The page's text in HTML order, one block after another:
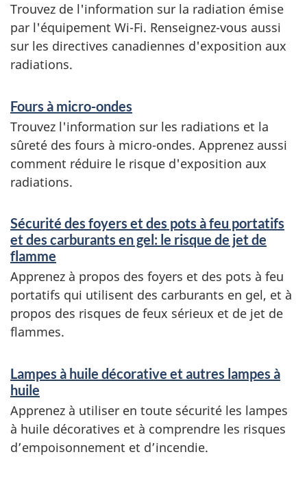
Trouvez de l'information sur la radiation émise
par l'équipement Wi-Fi. Renseignez-vous aussi
sur les directives canadiennes d'exposition aux
radiations.
Fours à micro-ondes
Trouvez l'information sur les radiations et la
sûreté des fours à micro-ondes. Apprenez aussi
comment réduire le risque d'exposition aux
radiations.
Sécurité des foyers et des pots à feu portatifs
et des carburants en gel: le risque de jet de
flamme
Apprenez à propos des foyers et des pots à feu
portatifs qui utilisent des carburants en gel, et à
propos des risques de feux sérieux et de jet de
flammes.
Lampes à huile décorative et autres lampes à
huile
Apprenez à utiliser en toute sécurité les lampes
à huile décoratives et à comprendre les risques
d’empoisonnement et d’incendie.